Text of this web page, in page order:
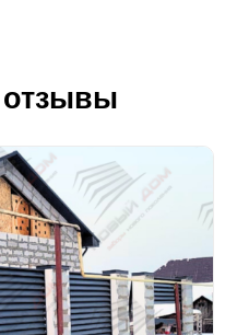
отзывы